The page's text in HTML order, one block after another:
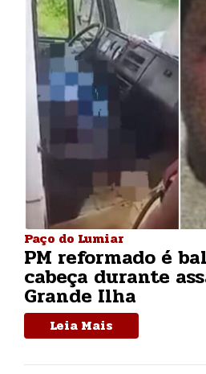
Paço do Lumiar
PM reformado é
cabeça durante
Grande Ilha
Leia Mais